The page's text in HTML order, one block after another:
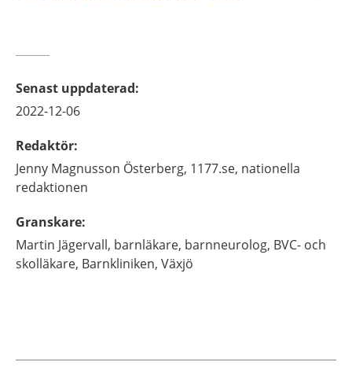
Senast uppdaterad:
2022-12-06
Redaktör:
Jenny Magnusson Österberg, 1177.se, nationella
redaktionen
Granskare:
Martin Jägervall, barnläkare, barnneurolog, BVC- och
skolläkare, Barnkliniken, Växjö